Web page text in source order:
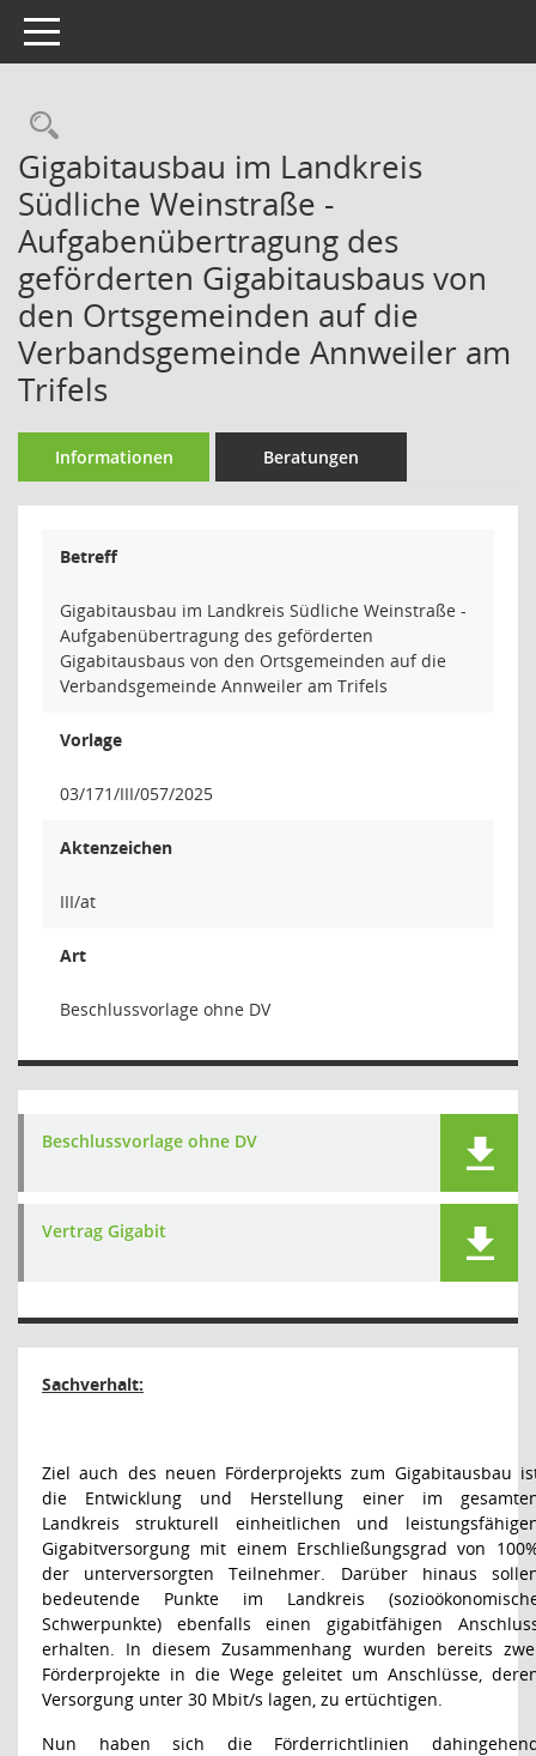
Toggle navigation
Rechercheauswahl
Gigabitausbau im Landkreis
Südliche Weinstraße -
Aufgabenübertragung des
geförderten Gigabitausbaus von
den Ortsgemeinden auf die
Verbandsgemeinde Annweiler am
Trifels
Informationen Beratungen
Betreff
Gigabitausbau im Landkreis Südliche Weinstraße -
Aufgabenübertragung des geförderten
Gigabitausbaus von den Ortsgemeinden auf die
Verbandsgemeinde Annweiler am Trifels
Vorlage
03/171/III/057/2025
Aktenzeichen
III/at
Art
Beschlussvorlage ohne DV
Beschlussvorlage ohne DV
Vertrag Gigabit
Sachverhalt:
Ziel auch des neuen Förderprojekts zum Gigabitausbau
die Entwicklung und Herstellung einer im
Landkreis strukturell einheitlichen und
Gigabitversorgung mit einem Erschließungsgrad von
der unterversorgten Teilnehmer. Darüber hinaus
bedeutende Punkte im Landkreis
Schwerpunkte) ebenfalls einen gigabitfähigen
erhalten. In diesem Zusammenhang wurden bereits
Förderprojekte in die Wege geleitet um Anschlüsse,
Versorgung unter 30 Mbit/s lagen, zu ertüchtigen.
Nun haben sich die Förderrichtlinien